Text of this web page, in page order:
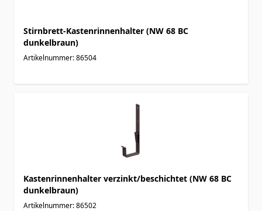
Stirnbrett-Kastenrinnenhalter (NW 68 BC
dunkelbraun)
Artikelnummer: 86504
Kastenrinnenhalter verzinkt/beschichtet (NW 68 BC
dunkelbraun)
Artikelnummer: 86502